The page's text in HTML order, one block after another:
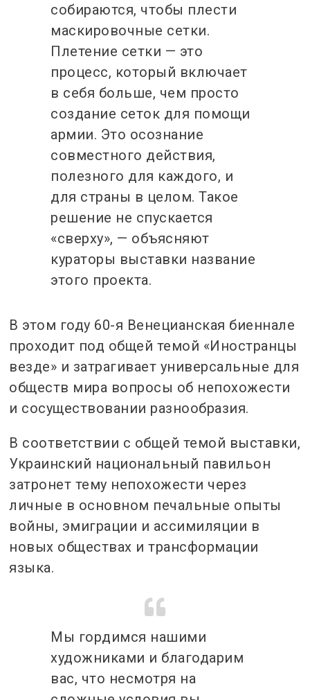
собираются, чтобы плести
маскировочные сетки.
Плетение сетки — это
процесс, который включает
в себя больше, чем просто
создание сеток для помощи
армии. Это осознание
совместного действия,
полезного для каждого, и
для страны в целом. Такое
решение не спускается
«сверху», — объясняют
кураторы выставки название
этого проекта.
В этом году 60-я Венецианская биеннале
проходит под общей темой «Иностранцы
везде» и затрагивает универсальные для
обществ мира вопросы об непохожести
и сосуществовании разнообразия.
В соответствии с общей темой выставки,
Украинский национальный павильон
затронет тему непохожести через
личные в основном печальные опыты
войны, эмиграции и ассимиляции в
новых обществах и трансформации
языка.
Мы гордимся нашими
художниками и благодарим
вас, что несмотря на